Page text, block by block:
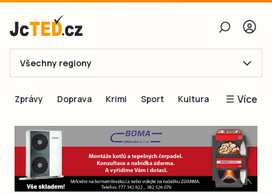
E-mail
Obnovit heslo
Přihlásit se
Všechny regiony
Zprávy Doprava Krimi Sport Kultura Více
Blogy
Inspirace
Čtenáři píší
Speciální přílohy